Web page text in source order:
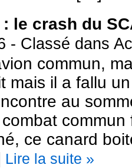
le crash du
- Classé dans
commun,
mais il a fallu
au
combat
ce canard
Lire la suite »